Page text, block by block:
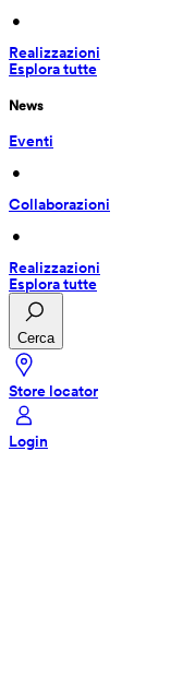
•
Realizzazioni
Esplora tutte
News
Eventi
•
Collaborazioni
•
Realizzazioni
Esplora tutte
Cerca
Store locator
Login